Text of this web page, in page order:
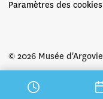
© 2026 Musée d'Argovie
Paramètres des cookies